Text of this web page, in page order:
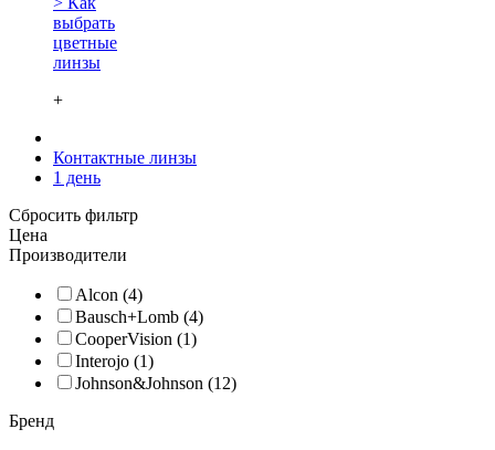
выбрать
цветные
линзы
+
Контактные линзы
1 день
Сбросить фильтр
Цена
Производители
Alcon (4)
Bausch+Lomb (4)
CooperVision (1)
Interojo (1)
Johnson&Johnson (12)
Бренд